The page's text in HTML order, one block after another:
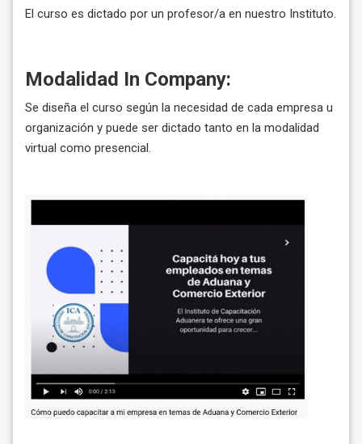
El curso es dictado por un profesor/a en nuestro Instituto.
Modalidad In Company:
Se diseña el curso según la necesidad de cada empresa u
organización y puede ser dictado tanto en la modalidad
virtual como presencial.